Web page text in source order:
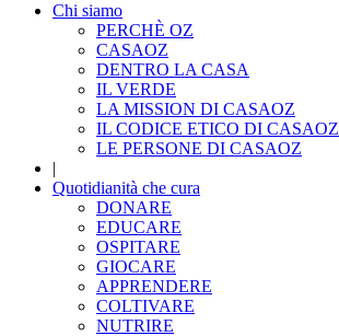
Chi siamo
PERCHÈ OZ
CASAOZ
DENTRO LA CASA
IL VERDE
LA MISSION DI CASAOZ
IL CODICE ETICO DI CASAOZ
LE PERSONE DI CASAOZ
|
Quotidianità che cura
DONARE
EDUCARE
OSPITARE
GIOCARE
APPRENDERE
COLTIVARE
NUTRIRE